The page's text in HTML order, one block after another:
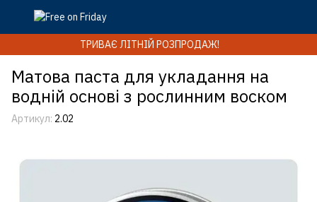
ТРИВАЄ ЛІТНІЙ РОЗПРОДАЖ!
Матова паста для укладання на
водній основі з рослинним воском
Артикул: 2.02